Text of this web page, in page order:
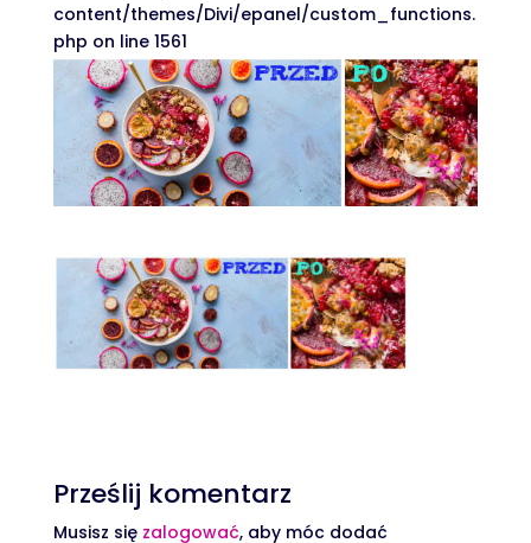
content/themes/Divi/epanel/custom_functions.
php on line 1561
Prześlij komentarz
Musisz się zalogować, aby móc dodać